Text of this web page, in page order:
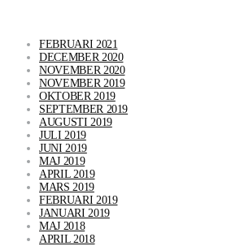
FEBRUARI 2021
DECEMBER 2020
NOVEMBER 2020
NOVEMBER 2019
OKTOBER 2019
SEPTEMBER 2019
AUGUSTI 2019
JULI 2019
JUNI 2019
MAJ 2019
APRIL 2019
MARS 2019
FEBRUARI 2019
JANUARI 2019
MAJ 2018
APRIL 2018